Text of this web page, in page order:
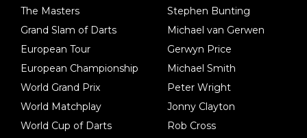
The Masters
Grand Slam of Darts
European Tour
European Championship
World Grand Prix
World Matchplay
World Cup of Darts
Stephen Bunting
Michael van Gerwen
Gerwyn Price
Michael Smith
Peter Wright
Jonny Clayton
Rob Cross